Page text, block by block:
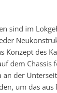
sind im
Konzept des
dem Chassis
der
um das aus